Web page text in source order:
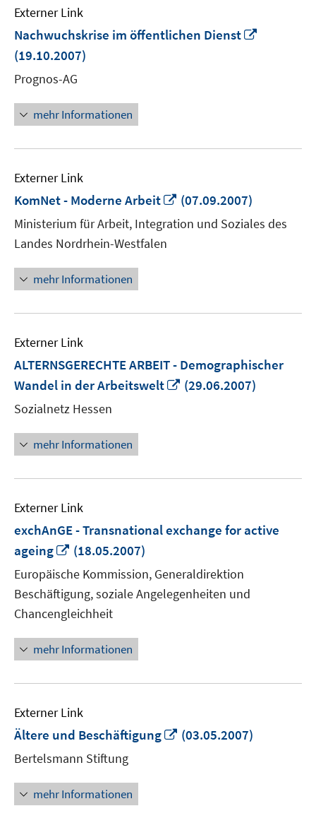
Externer Link
Nachwuchskrise im öffentlichen Dienst
(19.10.2007)
Prognos-AG
mehr Informationen
Externer Link
KomNet - Moderne Arbeit
In
neuem
Fenster
(07.09.2007)
Ministerium für Arbeit, Integration und Soziales des
Landes Nordrhein-Westfalen
mehr Informationen
Externer Link
ALTERNSGERECHTE ARBEIT - Demographischer
Wandel in der Arbeitswelt
In
(29.06.2007)
Sozialnetz Hessen
mehr Informationen
Externer Link
exchAnGE - Transnational exchange for active
ageing
In
Fenster
öffnen
(18.05.2007)
Europäische Kommission, Generaldirektion
Beschäftigung, soziale Angelegenheiten und
Chancengleichheit
mehr Informationen
Externer Link
Ältere und Beschäftigung
In
(03.05.2007)
Bertelsmann Stiftung
mehr Informationen